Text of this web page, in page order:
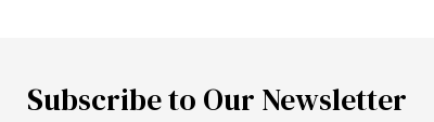
Subscribe to Our Newsletter